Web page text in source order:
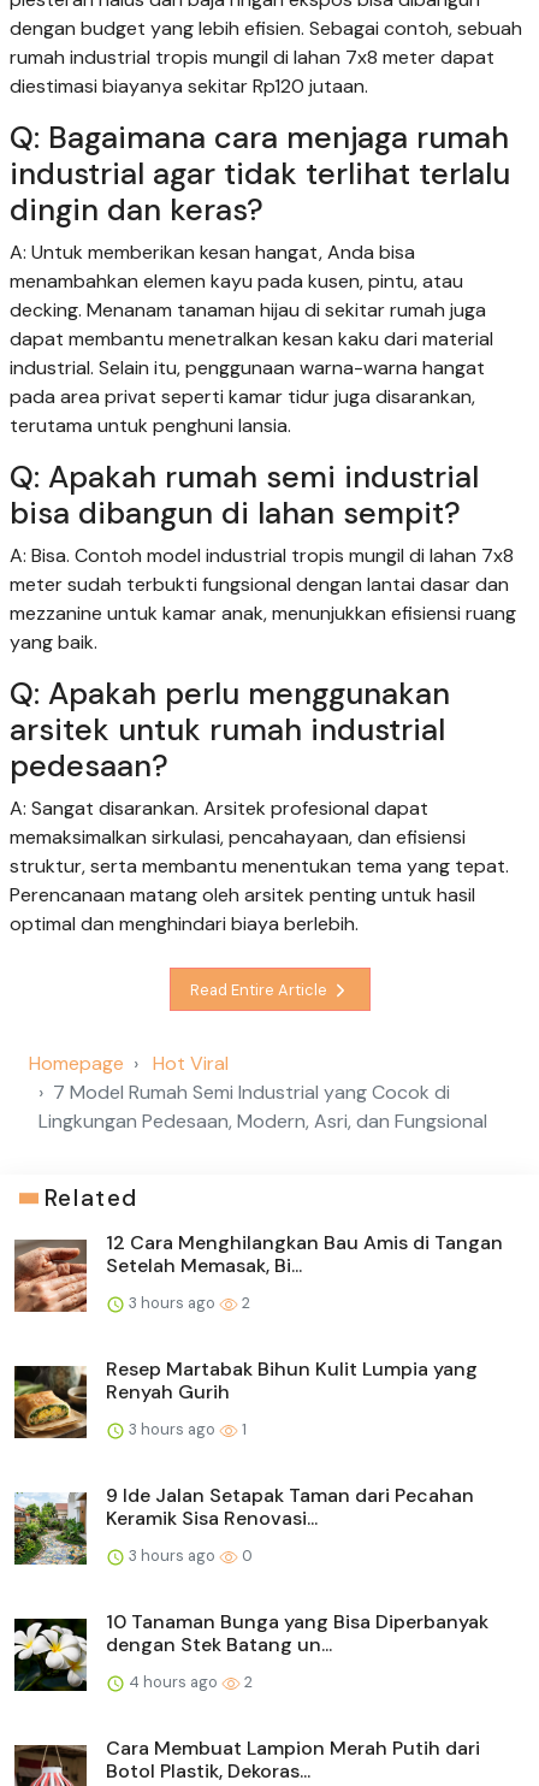
dengan budget yang lebih efisien. Sebagai contoh, sebuah
rumah industrial tropis mungil di lahan 7x8 meter dapat
diestimasi biayanya sekitar Rp120 jutaan.
Q: Bagaimana cara menjaga rumah
industrial agar tidak terlihat terlalu
dingin dan keras?
A: Untuk memberikan kesan hangat, Anda bisa
menambahkan elemen kayu pada kusen, pintu, atau
decking. Menanam tanaman hijau di sekitar rumah juga
dapat membantu menetralkan kesan kaku dari material
industrial. Selain itu, penggunaan warna-warna hangat
pada area privat seperti kamar tidur juga disarankan,
terutama untuk penghuni lansia.
Q: Apakah rumah semi industrial
bisa dibangun di lahan sempit?
A: Bisa. Contoh model industrial tropis mungil di lahan 7x8
meter sudah terbukti fungsional dengan lantai dasar dan
mezzanine untuk kamar anak, menunjukkan efisiensi ruang
yang baik.
Q: Apakah perlu menggunakan
arsitek untuk rumah industrial
pedesaan?
A: Sangat disarankan. Arsitek profesional dapat
memaksimalkan sirkulasi, pencahayaan, dan efisiensi
struktur, serta membantu menentukan tema yang tepat.
Perencanaan matang oleh arsitek penting untuk hasil
optimal dan menghindari biaya berlebih.
Read Entire Article
Homepage
Hot Viral
7 Model Rumah Semi Industrial yang Cocok di
Lingkungan Pedesaan, Modern, Asri, dan Fungsional
Related
12 Cara Menghilangkan Bau Amis di Tangan
Setelah Memasak, Bi...
3 hours ago 2
Resep Martabak Bihun Kulit Lumpia yang
Renyah Gurih
3 hours ago 1
9 Ide Jalan Setapak Taman dari Pecahan
Keramik Sisa Renovasi...
3 hours ago 0
10 Tanaman Bunga yang Bisa Diperbanyak
dengan Stek Batang un...
4 hours ago 2
Cara Membuat Lampion Merah Putih dari
Botol Plastik, Dekoras...